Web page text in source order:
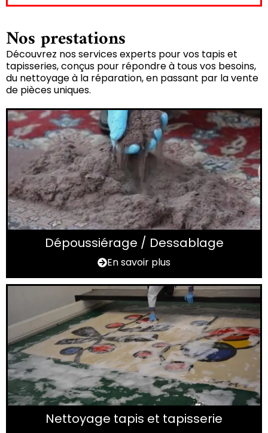
Nos prestations
Découvrez nos services experts pour vos tapis et
tapisseries, conçus pour répondre à tous vos besoins,
du nettoyage à la réparation, en passant par la vente
de pièces uniques.
Dépoussiérage / Dessablage
En savoir plus
Nettoyage tapis et tapisserie